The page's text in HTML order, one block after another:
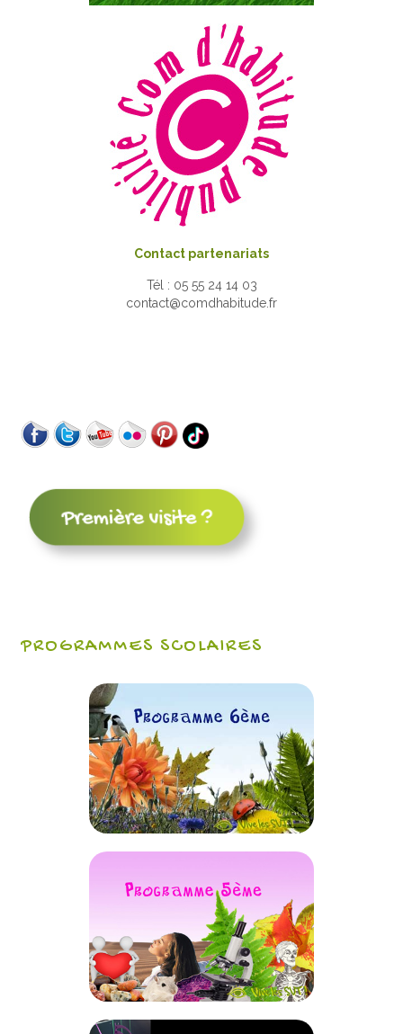
Contact partenariats
Tél : 05 55 24 14 03
contact@comdhabitude.fr
PROGRAMMES SCOLAIRES